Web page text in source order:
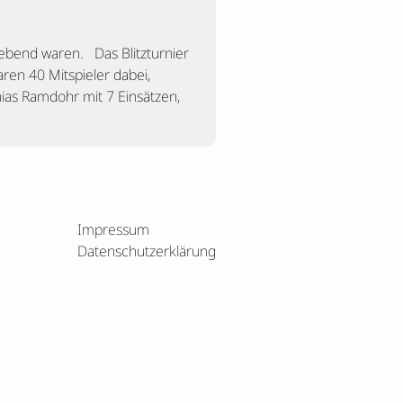
waren. Das Blitzturnier
40 Mitspieler dabei,
Ramdohr mit 7 Einsätzen,
Impressum
Datenschutzerklärung